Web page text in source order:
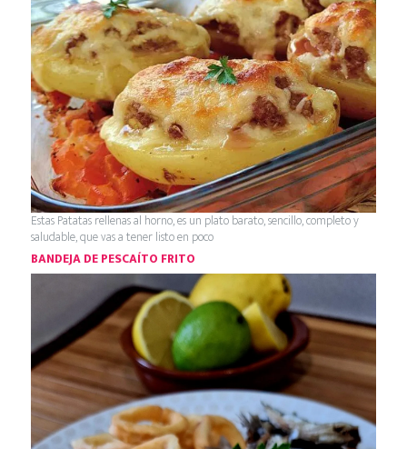
Estas Patatas rellenas al horno, es un plato barato, sencillo, completo y
saludable, que vas a tener listo en poco
BANDEJA DE PESCAÍTO FRITO